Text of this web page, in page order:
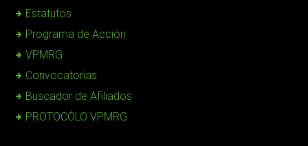
Estatutos
Programa de Acción
VPMRG
Convocatorias
Buscador de Afiliados
PROTOCÓLO VPMRG